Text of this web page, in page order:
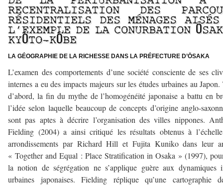
RECENTRALISATION DES
RÉSIDENTIELS DES MÉNAGES
L’EXEMPLE DE LA CONURBATION
KYŌTO-KŌBE
LA GÉOGRAPHIE DE LA RICHESSE DANS LA PRÉFECTURE D’ŌSAKA
L’examen des comportements d’une société consciente de ses
internes a eu des impacts majeurs sur les études urbaines au
d’abord, la fin du mythe de l’homogénéité japonaise a battu en
l’idée selon laquelle beaucoup de concepts d’origine anglo-
sont pas aptes à décrire l’organisation des villes nippones.
Fielding (2004) a ainsi critiqué les résultats obtenus à
arrondissements par Richard Hill et Fujita Kuniko dans leur
« Together and Equal : Place Stratification in Osaka » (1997),
la notion de ségrégation ne s’applique guère aux dynamiques
urbaines japonaises. Fielding réplique qu’une cartographie